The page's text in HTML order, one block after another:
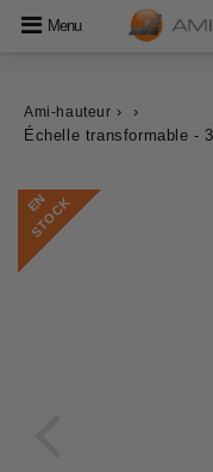
Menu
Ami-hauteur ›
›
Échelle transformable -
E
N
S
T
O
C
K